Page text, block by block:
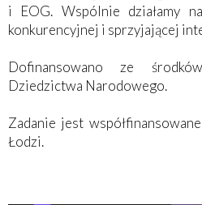
i EOG. Wspólnie działamy
konkurencyjnej i sprzyjającej
Dofinansowano ze
Dziedzictwa Narodowego.
Zadanie jest
Łodzi.